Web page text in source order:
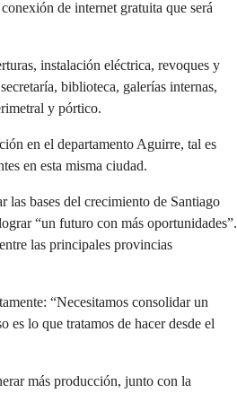
de internet gratuita que será
instalación eléctrica, revoques y
biblioteca, galerías internas,
y pórtico.
en el departamento Aguirre, tal es
en esta misma ciudad.
las bases del crecimiento de Santiago
“un futuro con más oportunidades”.
las principales provincias
“Necesitamos consolidar un
es lo que tratamos de hacer desde el
más producción, junto con la